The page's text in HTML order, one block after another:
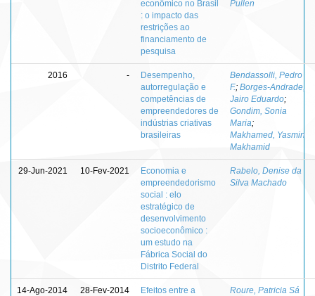
econômico no Brasil
: o impacto das
restrições ao
financiamento de
pesquisa
Pullen
2016 -
Desempenho,
autorregulação e
competências de
empreendedores de
indústrias criativas
brasileiras
Bendassolli, Pedro
F.; Borges-Andrade,
Jairo Eduardo;
Gondim, Sonia
Maria;
Makhamed, Yasmin
Makhamid
29-Jun-2021 10-Fev-2021
Economia e
empreendedorismo
social : elo
estratégico de
desenvolvimento
socioeconômico :
um estudo na
Fábrica Social do
Distrito Federal
Rabelo, Denise da
Silva Machado
14-Ago-2014 28-Fev-2014
Efeitos entre a
Roure, Patricia Sá